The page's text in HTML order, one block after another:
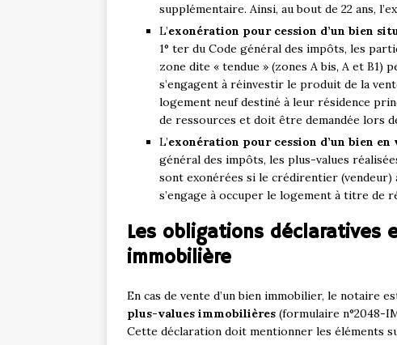
supplémentaire. Ainsi, au bout de 22 ans,
L’exonération pour cession d’un bien
1° ter du Code général des impôts, les
zone dite « tendue » (zones A bis, A et B1)
s’engagent à réinvestir le produit de la
logement neuf destiné à leur résidence
de ressources et doit être demandée lors
L’exonération pour cession d’un bien en
général des impôts, les plus-values
sont exonérées si le crédirentier
s’engage à occuper le logement à titre de
Les obligations
immobilière
En cas de vente d’un bien immobilier, le notaire
plus-values immobilières (formulaire n°2048-
Cette déclaration doit mentionner les éléments